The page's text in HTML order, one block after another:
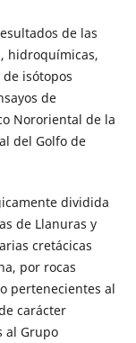
de las
hidroquímicas,
isótopos
de
Nororiental de la
del Golfo de
dividida
de Llanuras y
cretácicas
por rocas
pertenecientes al
carácter
al Grupo